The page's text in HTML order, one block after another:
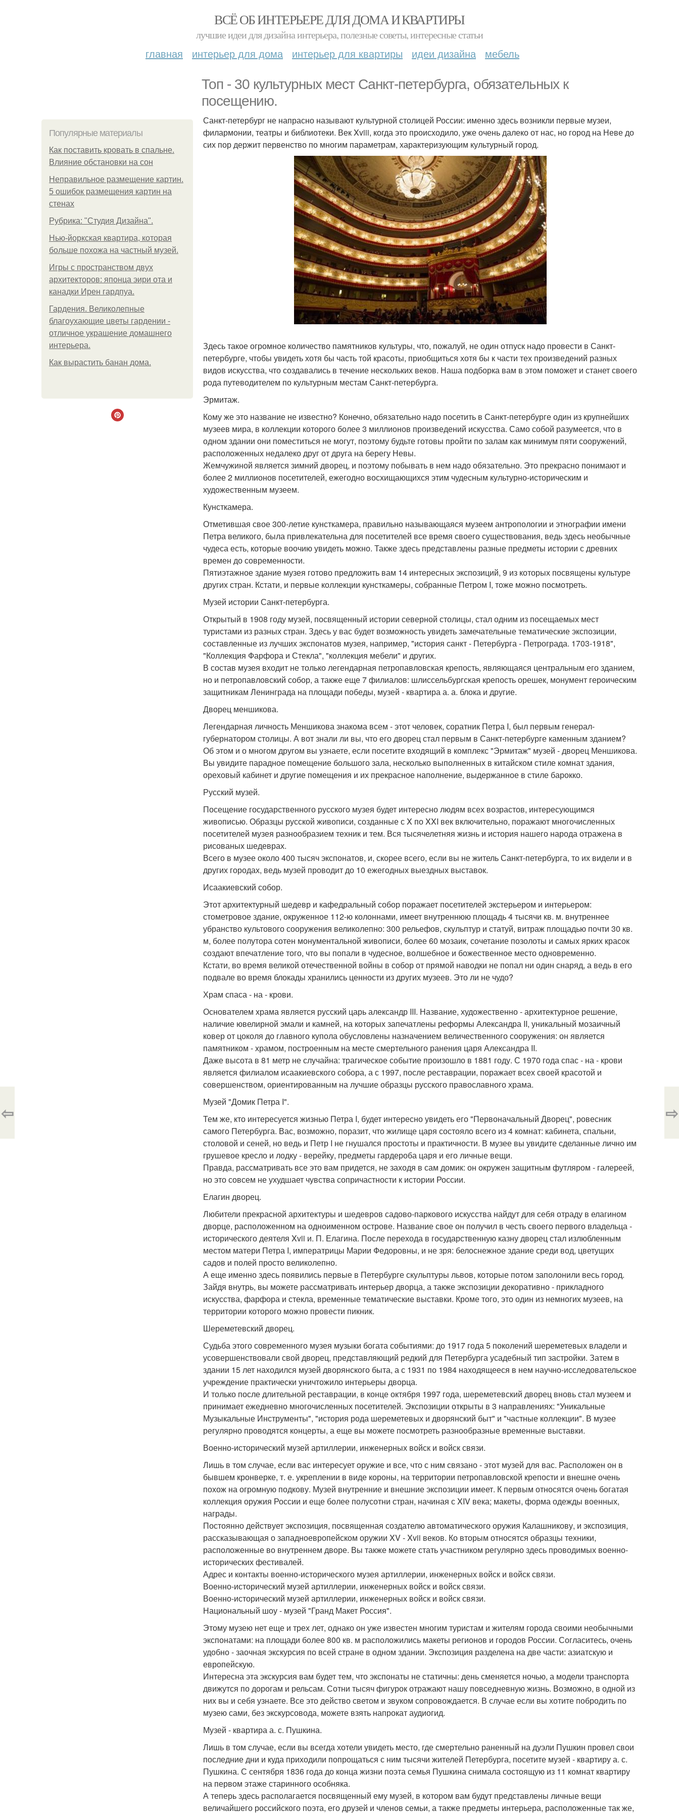
ВСЁ ОБ ИНТЕРЬЕРЕ ДЛЯ ДОМА И КВАРТИРЫ
лучшие идеи для дизайна интерьера, полезные советы, интересные статьи
главная интерьер для дома интерьер для квартиры идеи дизайна мебель
Топ - 30 культурных мест Санкт-петербурга, обязательных к
посещению.
Популярные материалы
Как поставить кровать в спальне.
Влияние обстановки на сон
Неправильное размещение картин.
5 ошибок размещения картин на
стенах
Рубрика: "Студия Дизайна".
Нью-йоркская квартира, которая
больше похожа на частный музей.
Игры с пространством двух
архитекторов: японца эири ота и
канадки Ирен гардпуа.
Гардения. Великолепные
благоухающие цветы гардении -
отличное украшение домашнего
интерьера.
Как вырастить банан дома.
Санкт-петербург не напрасно называют культурной столицей России: именно здесь возникли первые музеи,
филармонии, театры и библиотеки. Век Xviii, когда это происходило, уже очень далеко от нас, но город на Неве до
сих пор держит первенство по многим параметрам, характеризующим культурный город.
Здесь такое огромное количество памятников культуры, что, пожалуй, не один отпуск надо провести в Санкт-
петербурге, чтобы увидеть хотя бы часть той красоты, приобщиться хотя бы к части тех произведений разных
видов искусства, что создавались в течение нескольких веков. Наша подборка вам в этом поможет и станет своего
рода путеводителем по культурным местам Санкт-петербурга.
Эрмитаж.
Кому же это название не известно? Конечно, обязательно надо посетить в Санкт-петербурге один из крупнейших
музеев мира, в коллекции которого более 3 миллионов произведений искусства. Само собой разумеется, что в
одном здании они поместиться не могут, поэтому будьте готовы пройти по залам как минимум пяти сооружений,
расположенных недалеко друг от друга на берегу Невы.
Жемчужиной является зимний дворец, и поэтому побывать в нем надо обязательно. Это прекрасно понимают и
более 2 миллионов посетителей, ежегодно восхищающихся этим чудесным культурно-историческим и
художественным музеем.
Кунсткамера.
Отметившая свое 300-летие кунсткамера, правильно называющаяся музеем антропологии и этнографии имени
Петра великого, была привлекательна для посетителей все время своего существования, ведь здесь необычные
чудеса есть, которые воочию увидеть можно. Также здесь представлены разные предметы истории с древних
времен до современности.
Пятиэтажное здание музея готово предложить вам 14 интересных экспозиций, 9 из которых посвящены культуре
других стран. Кстати, и первые коллекции кунсткамеры, собранные Петром I, тоже можно посмотреть.
Музей истории Санкт-петербурга.
Открытый в 1908 году музей, посвященный истории северной столицы, стал одним из посещаемых мест
туристами из разных стран. Здесь у вас будет возможность увидеть замечательные тематические экспозиции,
составленные из лучших экспонатов музея, например, "история санкт - Петербурга - Петрограда. 1703-1918",
"Коллекция Фарфора и Стекла", "коллекция мебели" и других.
В состав музея входит не только легендарная петропавловская крепость, являющаяся центральным его зданием,
но и петропавловский собор, а также еще 7 филиалов: шлиссельбургская крепость орешек, монумент героическим
защитникам Ленинграда на площади победы, музей - квартира а. а. блока и другие.
Дворец меншикова.
Легендарная личность Меншикова знакома всем - этот человек, соратник Петра I, был первым генерал-
губернатором столицы. А вот знали ли вы, что его дворец стал первым в Санкт-петербурге каменным зданием?
Об этом и о многом другом вы узнаете, если посетите входящий в комплекс "Эрмитаж" музей - дворец Меншикова.
Вы увидите парадное помещение большого зала, несколько выполненных в китайском стиле комнат здания,
ореховый кабинет и другие помещения и их прекрасное наполнение, выдержанное в стиле барокко.
Русский музей.
Посещение государственного русского музея будет интересно людям всех возрастов, интересующимся
живописью. Образцы русской живописи, созданные с X по XXI век включительно, поражают многочисленных
посетителей музея разнообразием техник и тем. Вся тысячелетняя жизнь и история нашего народа отражена в
рисованых шедеврах.
Всего в музее около 400 тысяч экспонатов, и, скорее всего, если вы не житель Санкт-петербурга, то их видели и в
других городах, ведь музей проводит до 10 ежегодных выездных выставок.
Исаакиевский собор.
Этот архитектурный шедевр и кафедральный собор поражает посетителей экстерьером и интерьером:
стометровое здание, окруженное 112-ю колоннами, имеет внутреннюю площадь 4 тысячи кв. м. внутреннее
убранство культового сооружения великолепно: 300 рельефов, скульптур и статуй, витраж площадью почти 30 кв.
м, более полутора сотен монументальной живописи, более 60 мозаик, сочетание позолоты и самых ярких красок
создают впечатление того, что вы попали в чудесное, волшебное и божественное место одновременно.
Кстати, во время великой отечественной войны в собор от прямой наводки не попал ни один снаряд, а ведь в его
подвале во время блокады хранились ценности из других музеев. Это ли не чудо?
Храм спаса - на - крови.
Основателем храма является русский царь александр III. Название, художественно - архитектурное решение,
наличие ювелирной эмали и камней, на которых запечатлены реформы Александра II, уникальный мозаичный
ковер от цоколя до главного купола обусловлены назначением величественного сооружения: он является
памятником - храмом, построенным на месте смертельного ранения царя Александра II.
Даже высота в 81 метр не случайна: трагическое событие произошло в 1881 году. С 1970 года спас - на - крови
является филиалом исаакиевского собора, а с 1997, после реставрации, поражает всех своей красотой и
совершенством, ориентированным на лучшие образцы русского православного храма.
Музей "Домик Петра I".
Тем же, кто интересуется жизнью Петра I, будет интересно увидеть его "Первоначальный Дворец", ровесник
самого Петербурга. Вас, возможно, поразит, что жилище царя состояло всего из 4 комнат: кабинета, спальни,
столовой и сеней, но ведь и Петр I не гнушался простоты и практичности. В музее вы увидите сделанные лично им
грушевое кресло и лодку - верейку, предметы гардероба царя и его личные вещи.
Правда, рассматривать все это вам придется, не заходя в сам домик: он окружен защитным футляром - галереей,
но это совсем не ухудшает чувства сопричастности к истории России.
Елагин дворец.
Любители прекрасной архитектуры и шедевров садово-паркового искусства найдут для себя отраду в елагином
дворце, расположенном на одноименном острове. Название свое он получил в честь своего первого владельца -
исторического деятеля Xvii и. П. Елагина. После перехода в государственную казну дворец стал излюбленным
местом матери Петра I, императрицы Марии Федоровны, и не зря: белоснежное здание среди вод, цветущих
садов и полей просто великолепно.
А еще именно здесь появились первые в Петербурге скульптуры львов, которые потом заполонили весь город.
Зайдя внутрь, вы можете рассматривать интерьер дворца, а также экспозиции декоративно - прикладного
искусства, фарфора и стекла, временные тематические выставки. Кроме того, это один из немногих музеев, на
территории которого можно провести пикник.
Шереметевский дворец.
Судьба этого современного музея музыки богата событиями: до 1917 года 5 поколений шереметевых владели и
усовершенствовали свой дворец, представляющий редкий для Петербурга усадебный тип застройки. Затем в
здании 15 лет находился музей дворянского быта, а с 1931 по 1984 находящееся в нем научно-исследовательское
учреждение практически уничтожило интерьеры дворца.
И только после длительной реставрации, в конце октября 1997 года, шереметевский дворец вновь стал музеем и
принимает ежедневно многочисленных посетителей. Экспозиции открыты в 3 направлениях: "Уникальные
Музыкальные Инструменты", "история рода шереметевых и дворянский быт" и "частные коллекции". В музее
регулярно проводятся концерты, а еще вы можете посмотреть разнообразные временные выставки.
Военно-исторический музей артиллерии, инженерных войск и войск связи.
Лишь в том случае, если вас интересует оружие и все, что с ним связано - этот музей для вас. Расположен он в
бывшем кронверке, т. е. укреплении в виде короны, на территории петропавловской крепости и внешне очень
похож на огромную подкову. Музей внутренние и внешние экспозиции имеет. К первым относятся очень богатая
коллекция оружия России и еще более полусотни стран, начиная с XIV века; макеты, форма одежды военных,
награды.
Постоянно действует экспозиция, посвященная создателю автоматического оружия Калашникову, и экспозиция,
рассказывающая о западноевропейском оружии XV - Xvii веков. Ко вторым относятся образцы техники,
расположенные во внутреннем дворе. Вы также можете стать участником регулярно здесь проводимых военно-
исторических фестивалей.
Адрес и контакты военно-исторического музея артиллерии, инженерных войск и войск связи.
Военно-исторический музей артиллерии, инженерных войск и войск связи.
Военно-исторический музей артиллерии, инженерных войск и войск связи.
Национальный шоу - музей "Гранд Макет Россия".
Этому музею нет еще и трех лет, однако он уже известен многим туристам и жителям города своими необычными
экспонатами: на площади более 800 кв. м расположились макеты регионов и городов России. Согласитесь, очень
удобно - заочная экскурсия по всей стране в одном здании. Экспозиция разделена на две части: азиатскую и
европейскую.
Интересна эта экскурсия вам будет тем, что экспонаты не статичны: день сменяется ночью, а модели транспорта
движутся по дорогам и рельсам. Сотни тысяч фигурок отражают нашу повседневную жизнь. Возможно, в одной из
них вы и себя узнаете. Все это действо светом и звуком сопровождается. В случае если вы хотите побродить по
музею сами, без экскурсовода, можете взять напрокат аудиогид.
Музей - квартира а. с. Пушкина.
Лишь в том случае, если вы всегда хотели увидеть место, где смертельно раненный на дуэли Пушкин провел свои
последние дни и куда приходили попрощаться с ним тысячи жителей Петербурга, посетите музей - квартиру а. с.
Пушкина. С сентября 1836 года до конца жизни поэта семья Пушкина снимала состоящую из 11 комнат квартиру
на первом этаже старинного особняка.
А теперь здесь располагается посвященный ему музей, в котором вам будут представлены личные вещи
величайшего российского поэта, его друзей и членов семьи, а также предметы интерьера, расположенные так же,
⇦ ⇨